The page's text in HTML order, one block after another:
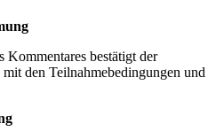
bestätigt der
den Teilnahmebedingungen und